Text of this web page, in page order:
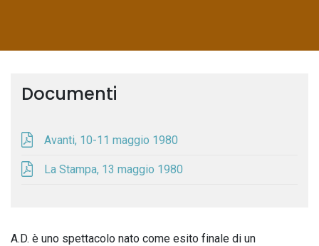
Documenti
Avanti, 10-11 maggio 1980
La Stampa, 13 maggio 1980
A.D. è uno spettacolo nato come esito finale di un